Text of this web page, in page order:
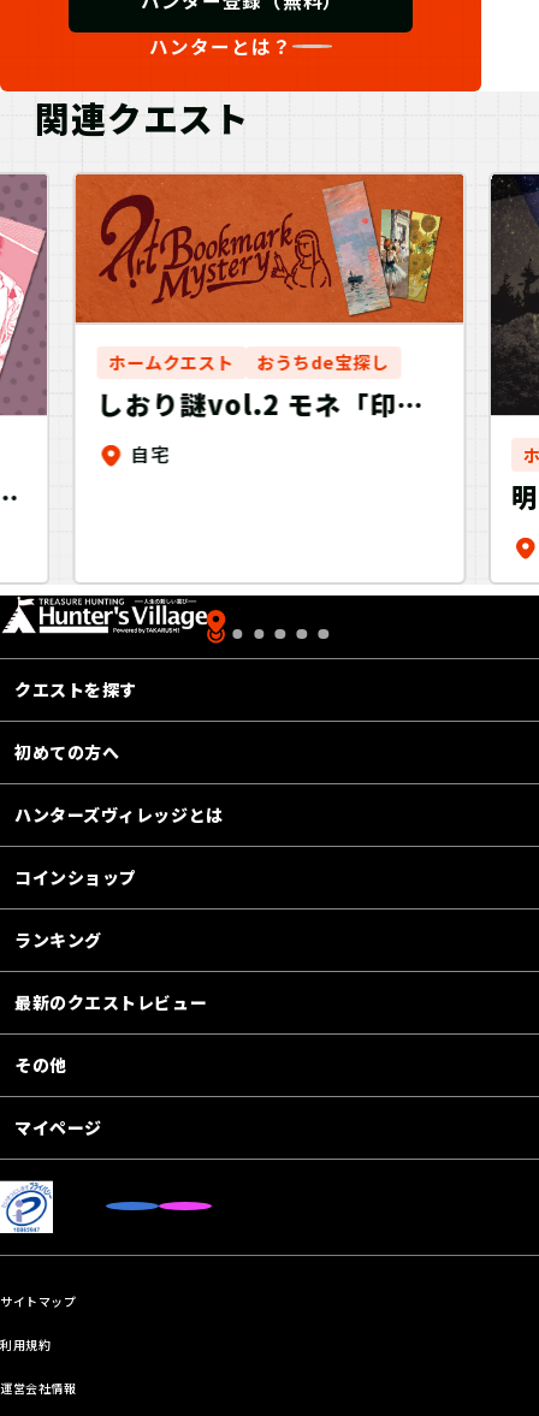
ハンターとは？
関連クエスト
ホームクエスト おうちde宝探し
しおり謎vol.2 モネ「印
象・日の出」-Art
自宅
クエストを探す
初めての方へ
ハンターズヴィレッジとは
コインショップ
ランキング
最新のクエストレビュー
その他
マイページ
サイトマップ
利用規約
運営会社情報